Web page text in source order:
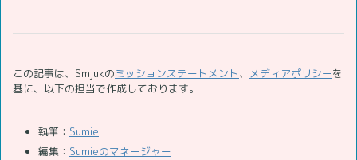
この記事は、Smjukのミッションステートメント、 メディアポリシーを
基に、以下の担当で作成しております。
執筆： Sumie
編集： Sumieのマネージャー